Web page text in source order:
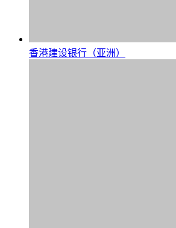
香港建设银行（亚洲）